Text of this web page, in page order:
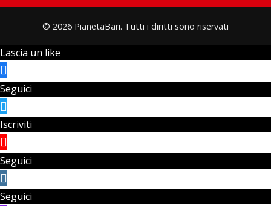
© 2026 PianetaBari. Tutti i diritti sono riservati
Lascia un like
Seguici
Iscriviti
Seguici
Seguici